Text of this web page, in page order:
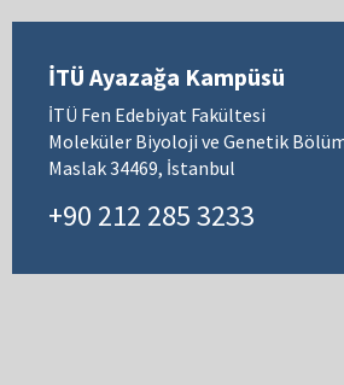
İTÜ Ayazağa Kampüsü
İTÜ Fen Edebiyat Fakültesi
Moleküler Biyoloji ve Genetik
Maslak 34469, İstanbul
+90 212 285 3233